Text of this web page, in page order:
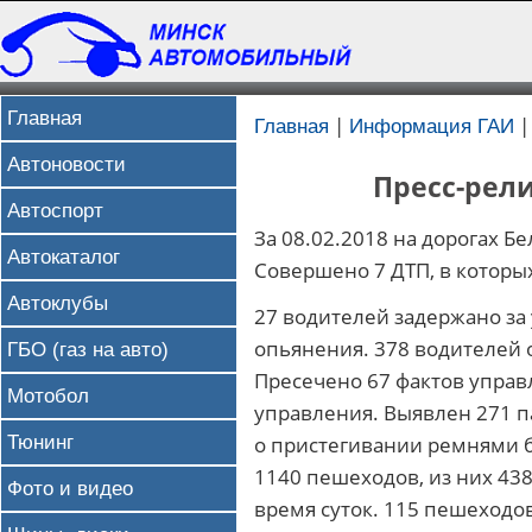
Главная
Автоновости
Автоспорт
Автокаталог
Автоклубы
ГБО (газ на авто)
Мотобол
Тюнинг
Фото и видео
Главная | Информация ГАИ
Пресс-
За 08.02.2018 на дорогах
Совершено 7 ДТП, в
27 водителей задержано
опьянения. 378
Пресечено 67 фактов
управления. Выявлен 271
о пристегивании ремнями
1140 пешеходов, из них
время суток. 115